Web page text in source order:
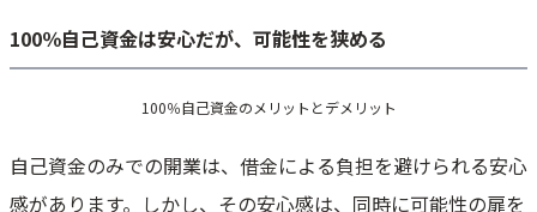
100％自己資金は安心だが、可能性を狭める
100％自己資金のメリットとデメリット
自己資金のみでの開業は、借金による負担を避けられる安心
感があります。しかし、その安心感は、同時に可能性の扉を